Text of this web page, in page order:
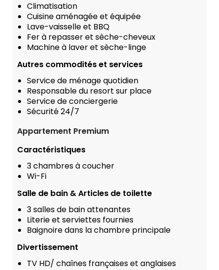
Climatisation
Cuisine aménagée et équipée
Lave-vaisselle et BBQ
Fer à repasser et sèche-cheveux
Machine à laver et sèche-linge
Autres commodités et services
Service de ménage quotidien
Responsable du resort sur place
Service de conciergerie
Sécurité 24/7
Appartement Premium
Caractéristiques
3 chambres à coucher
Wi-Fi
Salle de bain & Articles de toilette
3 salles de bain attenantes
Literie et serviettes fournies
Baignoire dans la chambre principale
Divertissement
TV HD/ chaînes françaises et anglaises